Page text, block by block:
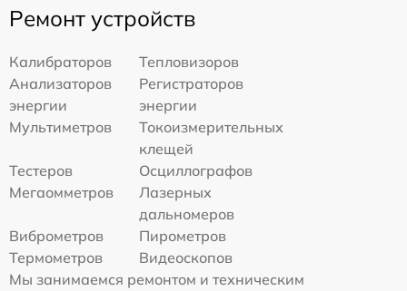
Ремонт устройств
Калибраторов
Тепловизоров
Анализаторов
энергии
Регистраторов
энергии
Мультиметров
Токоизмерительных
клещей
Тестеров
Осциллографов
Мегаомметров
Лазерных
дальномеров
Виброметров
Пирометров
Термометров
Видеоскопов
Мы занимаемся ремонтом и техническим